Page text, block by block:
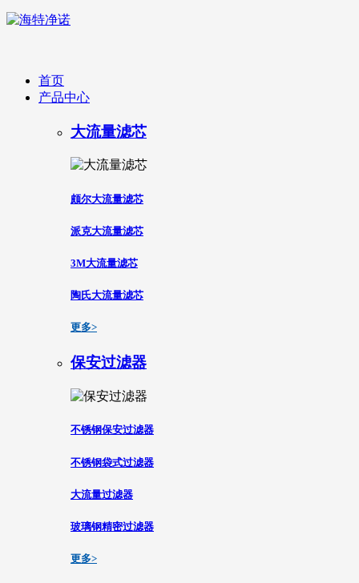
首页
产品中心
大流量滤芯
颇尔大流量滤芯
派克大流量滤芯
3M大流量滤芯
陶氏大流量滤芯
更多>
保安过滤器
不锈钢保安过滤器
不锈钢袋式过滤器
大流量过滤器
玻璃钢精密过滤器
更多>